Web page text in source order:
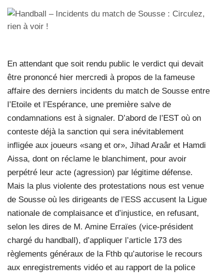
En attendant que soit rendu public le verdict qui devait
être prononcé hier mercredi à propos de la fameuse
affaire des derniers incidents du match de Sousse entre
l’Etoile et l’Espérance, une première salve de
condamnations est à signaler. D’abord de l’EST où on
conteste déjà la sanction qui sera inévitablement
infligée aux joueurs «sang et or», Jihad Araâr et Hamdi
Aissa, dont on réclame le blanchiment, pour avoir
perpétré leur acte (agression) par légitime défense.
Mais la plus violente des protestations nous est venue
de Sousse où les dirigeants de l’ESS accusent la Ligue
nationale de complaisance et d’injustice, en refusant,
selon les dires de M. Amine Erraïes (vice-président
chargé du handball), d’appliquer l’article 173 des
règlements généraux de la Fthb qu’autorise le recours
aux enregistrements vidéo et au rapport de la police